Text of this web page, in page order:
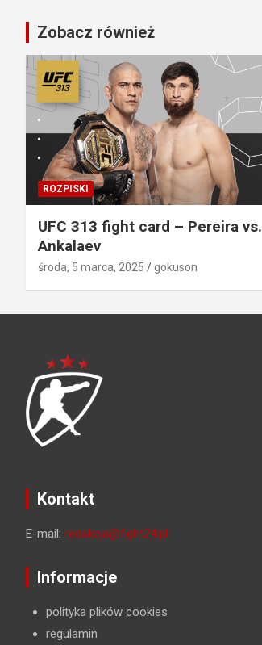
Zobacz również
ROZPISKI
UFC 313 fight card – Pereira vs.
Ankalaev
środa, 5 marca, 2025 gokuson
Kontakt
E-mail: redakcja@fight24.pl
Informacje
polityka plików cookies
regulamin